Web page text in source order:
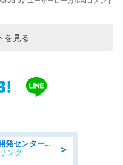
を見る
＞
一般事務・OA事務/半導体開発センター内で事務&軽作業スタッフ、募集
ング